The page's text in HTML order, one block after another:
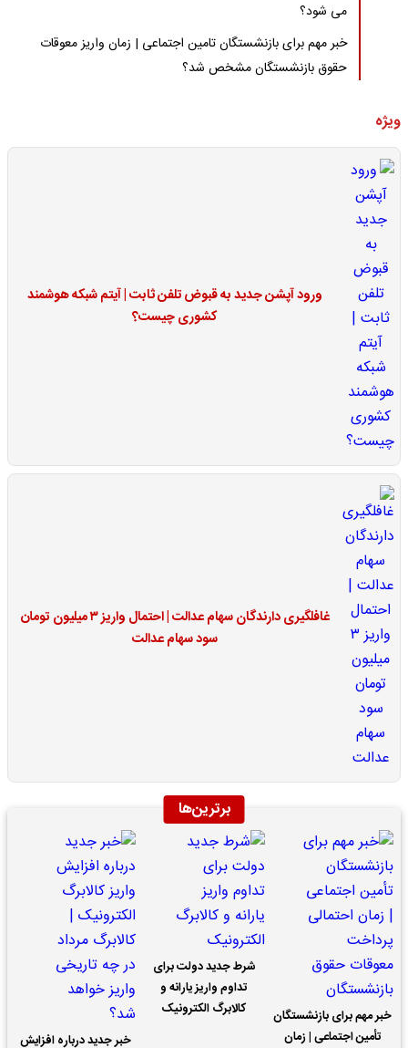
می شود؟
خبر مهم برای بازنشستگان تامین اجتماعی | زمان واریز معوقات
حقوق بازنشستگان مشخص شد؟
ویژه
ورود آپشن جدید به قبوض تلفن ثابت | آیتم شبکه هوشمند
کشوری چیست؟
غافلگیری دارندگان سهام عدالت | احتمال واریز ۳ میلیون تومان
سود سهام عدالت
برترین‌ها
خبر مهم برای بازنشستگان
تأمین اجتماعی | زمان
شرط جدید دولت برای
تداوم واریز یارانه و
کالابرگ الکترونیک
خبر جدید درباره افزایش